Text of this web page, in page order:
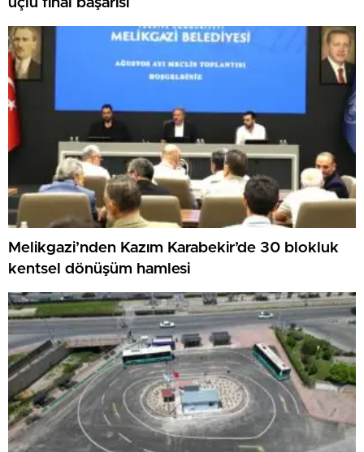
üçlü final başarısı
Melikgazi’nden Kazım Karabekir’de 30 blokluk
kentsel dönüşüm hamlesi